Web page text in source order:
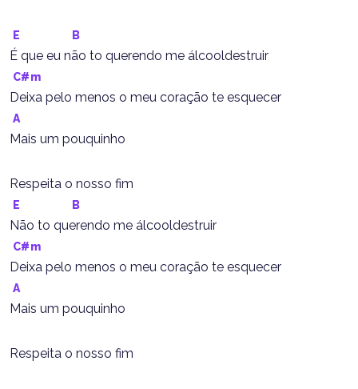
E B
É que eu não to querendo me álcooldestruir
C#m
Deixa pelo menos o meu coração te esquecer
A
Mais um pouquinho
Respeita o nosso fim
E B
Não to querendo me álcooldestruir
C#m
Deixa pelo menos o meu coração te esquecer
A
Mais um pouquinho
Respeita o nosso fim